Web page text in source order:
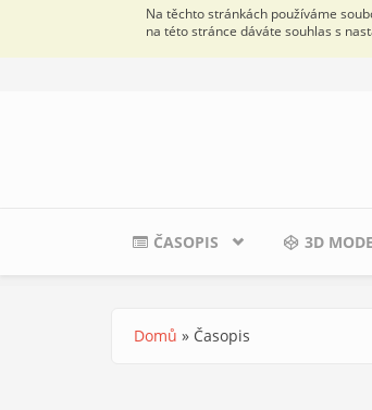
Na těchto stránkách používáme
na této stránce dáváte souhlas s
ČASOPIS 3D
Jste zde
Domů » Časopis